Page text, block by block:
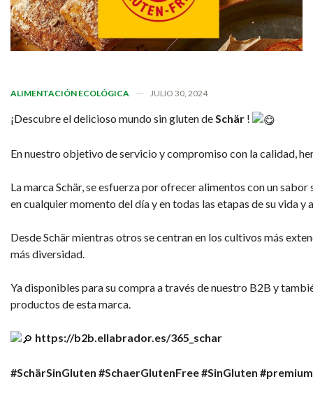
ALIMENTACIÓN ECOLÓGICA JULIO 30, 2024
¡Descubre el delicioso mundo sin gluten deSchär !
En nuestro objetivo de servicio y compromiso con la calidad,
La marca Schär, se esfuerza por ofrecer alimentos con un
en cualquier momento del día y en todas las etapas de su vida
Desde Schär mientras otros se centran en los cultivos más
más diversidad.
Ya disponibles para su compra a través de nuestro B2B y
productos de esta marca.
https://b2b.ellabrador.es/365_schar
#SchärSinGluten #SchaerGlutenFree#SinGluten #premium